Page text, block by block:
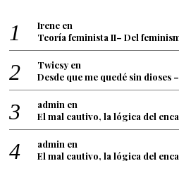
Irene en
Teoría feminista II– Del
Twicsy en
Desde que me quedé sin dioses
admin en
El mal cautivo, la lógica del
admin en
El mal cautivo, la lógica del